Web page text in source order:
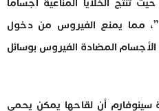
مما يمنع الفيروس من دخول
الأجسام المضادة الفيروس بوسائل
سينوفارم أن لقاحها يمكن يحمي